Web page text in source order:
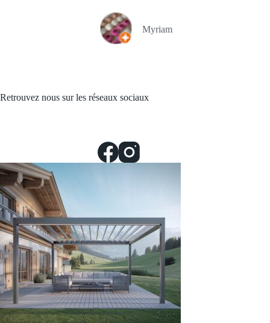
Myriam
Retrouvez nous sur les réseaux sociaux